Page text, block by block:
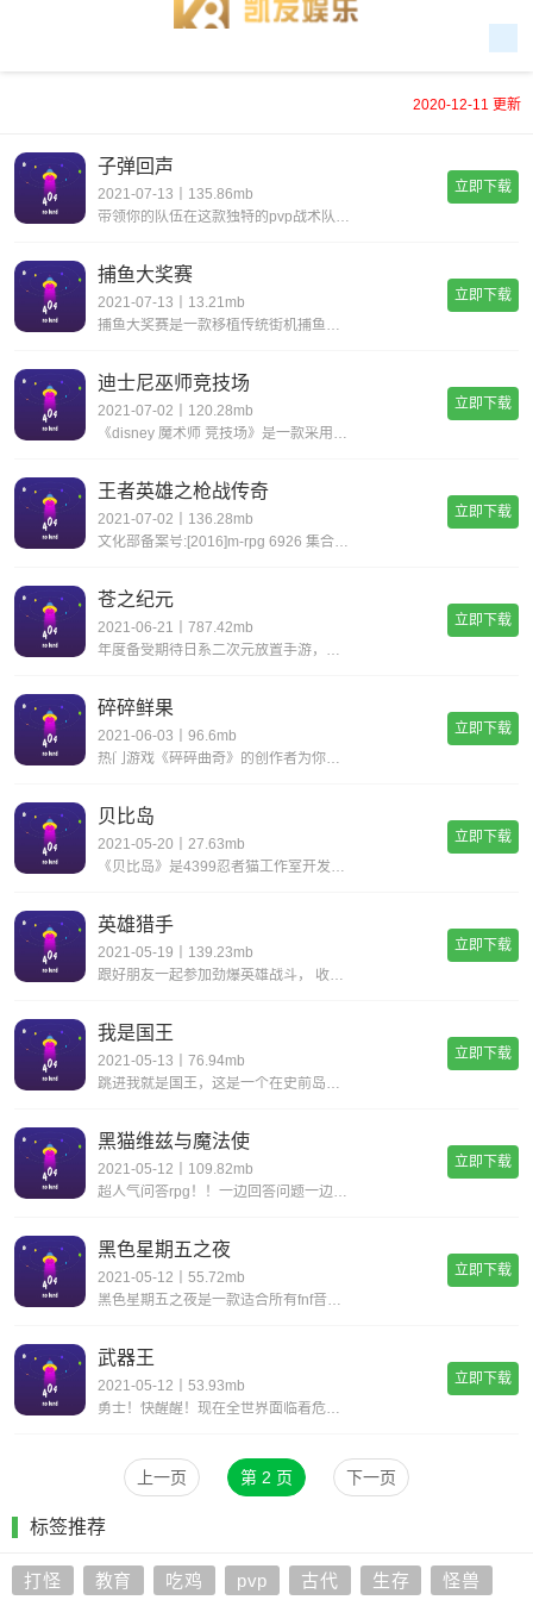
2020-12-11 更新
子弹回声
2021-07-13丨135.86mb
带领你的队伍在这款独特的pvp战术队伍射击游戏中夺取胜利！选择数十位各具独特游戏风格和能力的英雄。与好友团结一心，制定策略，成为战斗结束时坚持到最后的队伍！由《c.a.t.s.: crash arena turbo stars》、《盗贼之王
立即下载
捕鱼大奖赛
2021-07-13丨13.21mb
捕鱼大奖赛是一款移植传统街机捕鱼的多人联网休闲手游，华丽的场景展示、绚丽的视觉效果、真实的打击体验，多种玩法等你来战！
立即下载
迪士尼巫师竞技场
2021-07-02丨120.28mb
《disney 魔术师 竞技场》是一款采用实时pvp模式的终极回合制rpg。在魔术师的世界中大胆竞技，你所做的每一个选择都将塑造不一样的传奇。从迪士尼和皮克斯的传奇人物中挑选精兵强将组建你的队伍，在火爆激烈的pvp竞技场中一试身手。《dis
立即下载
王者英雄之枪战传奇
2021-07-02丨136.28mb
文化部备案号:[2016]m-rpg 6926 集合流行pve玩法，梦回少年时代的街机厅，看谁可以在远征天下里“一币通关”；天梯机制的单人即时pvp，与好友实时在线对战，引爆全民射击狂潮，即时的公
立即下载
苍之纪元
2021-06-21丨787.42mb
年度备受期待日系二次元放置手游，《苍之纪元》参上！这是一款集日系精致画风、即时战斗、英雄养成以及多种社交休闲玩法于一体的手游。全天候持续打怪收割经验，轻松升级无负担！还可前往未知区域挑战boss，即时作战！组合最强英雄，打出完美combo！
立即下载
碎碎鲜果
2021-06-03丨96.6mb
热门游戏《碎碎曲奇》的创作者为你献上全新的三消游戏，充满各式水果挑战！畅游新的游戏世界时，快加入奇异果、芒果以及其他的《碎碎鲜果》的行列。立即踏上这趟水果冒险之旅吧！特色：超多有趣关卡！全新强化道具和玩法！探索妙趣横生的世界！打败boss，
立即下载
贝比岛
2021-05-20丨27.63mb
《贝比岛》是4399忍者猫工作室开发的一款以换装、农场、音乐、冒险为题材的换装社区游戏。游戏中，小玩家们将化身为乐园居民，换上漂亮时装参加各种派对和活动，种植农作物换取资源，参与奇幻冒险故事，度过精彩丰富的乐园生活。
立即下载
英雄猎手
2021-05-19丨139.23mb
跟好朋友一起参加劲爆英雄战斗， 收集并操作超过40个玩法各异的英雄！一人玩单机闯关模式，跟好朋友们玩联机战斗模式，跟全世界的玩家竞技pvp战斗模式！每天还有新奇活动等你来玩，玩法因有尽有！世界级游戏内容• 附有唯美画功的超绝射击体验• 战斗
立即下载
我是国王
2021-05-13丨76.94mb
跳进我就是国王，这是一个在史前岛上村庄中制作的农业模拟游戏！用您做出的决定来统治您的部落！统治您的穴居人，让他们来竞标！与其他农业模拟游戏或基于决策的游戏不同，您可以做主并选择其操作方式！管理您的资源，以便您的决定将促进您的文明发展，并将史
立即下载
黑猫维兹与魔法使
2021-05-12丨109.82mb
超人气问答rpg！！一边回答问题一边进行任务的冒险幻想。可以在线和全国的玩家进行合作和对战！提高知识，展开白热化战斗！“问答rpg魔法使与黑猫维斯”的下载是免费的。不需要麻烦的登录和难的操作。以一流的魔法使为目标，与威尔斯一起跳进睿智的世界
立即下载
黑色星期五之夜
2021-05-12丨55.72mb
黑色星期五之夜是一款适合所有fnf音乐游戏爱好者的节奏型fnf音乐游戏！在周五晚上的funkin对ruv mod比赛中，玩家必须经过几个星期，每个星期，玩家通常面对不同的对手。在这个fnf音乐游戏中，ruv将演唱一个音符的模式，你必须按箭头
立即下载
武器王
2021-05-12丨53.93mb
勇士！快醒醒！现在全世界面临着危机！快起来！黑暗的恶灵在折磨我们！快拔这剑制作出最好的执行剑！那剑会成为与你顶对恶灵的强力武器！冒险中能获得的传说的戒指和项链具有潜在的力量，必须得收集！请把这神秘的宝石箱子也带回去！勇士，在更晚之前, 拯救
立即下载
上一页 第 2 页 下一页
标签推荐
打怪 教育 吃鸡 pvp 古代 生存 怪兽